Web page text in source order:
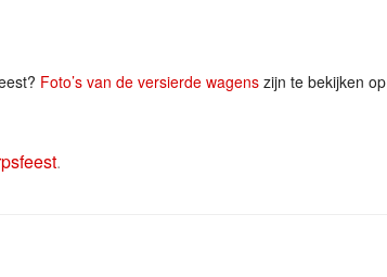
Foto’s van de versierde wagens zijn te bekijken op
.